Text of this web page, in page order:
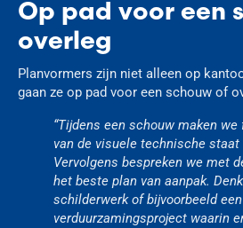
Op pad voor een
overleg
Planvormers zijn niet alleen op
gaan ze op pad voor een schouw of
“Tijdens een schouw maken we
van de visuele technische staat
Vervolgens bespreken we met
het beste plan van aanpak.
schilderwerk of bijvoorbeeld een
verduurzamingsproject waarin